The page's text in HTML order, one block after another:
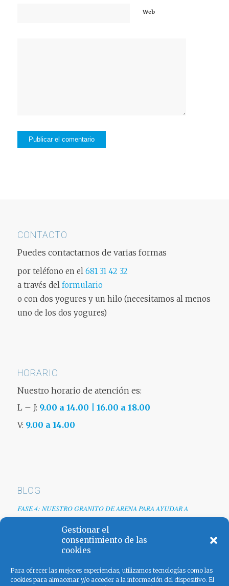
Gestionar el
consentimiento de las
cookies
Para ofrecer las mejores experiencias, utilizamos tecnologías como las
cookies para almacenar y/o acceder a la información del dispositivo. El
Web
CONTACTO
Puedes contactarnos de varias formas
por teléfono en el 681 31 42 32
a través del formulario
o con dos yogures y un hilo (necesitamos al menos
uno de los dos yogures)
HORARIO
Nuestro horario de atención es:
L – J: 9.00 a 14.00 | 16.00 a 18.00
V: 9.00 a 14.00
BLOG
FASE 4: NUESTRO GRANITO DE ARENA PARA AYUDAR A
EMPRESAS TRAS LA CRISIS DEL COVID-19
Renovamos web